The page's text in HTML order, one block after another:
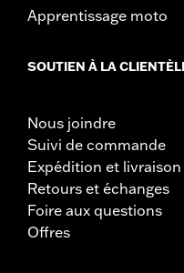
Apprentissage moto
SOUTIEN À LA
Nous joindre
Suivi de commande
Expédition et livraison
Retours et échanges
Foire aux questions
Offres